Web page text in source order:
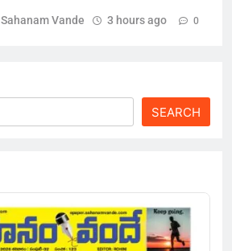
Sahanam Vande 3 hours ago 0
SEARCH